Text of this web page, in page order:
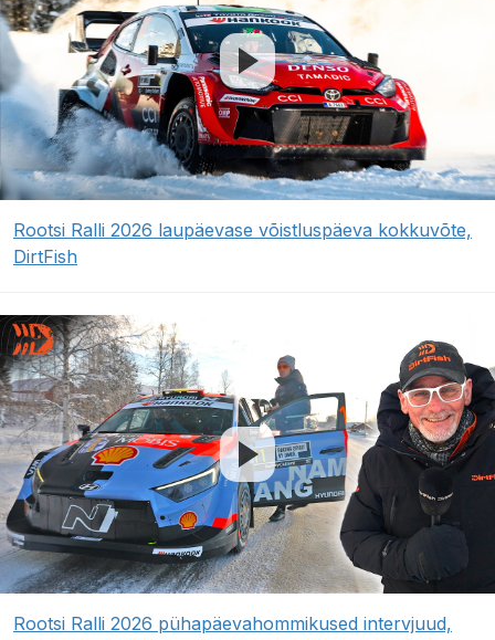
Rootsi Ralli 2026 laupäevase võistluspäeva kokkuvõte,
DirtFish
Rootsi Ralli 2026 pühapäevahommikused intervjuud,